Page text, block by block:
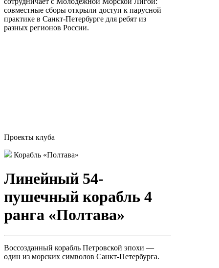
совместные сборы открыли доступ к парусной
практике в Санкт-Петербурге для ребят из
разных регионов России.
Проекты клуба
Корабль «Полтава»
Линейный 54-
пушечный корабль 4
ранга «Полтава»
Воссозданный корабль Петровской эпохи —
один из морских символов Санкт-Петербурга.